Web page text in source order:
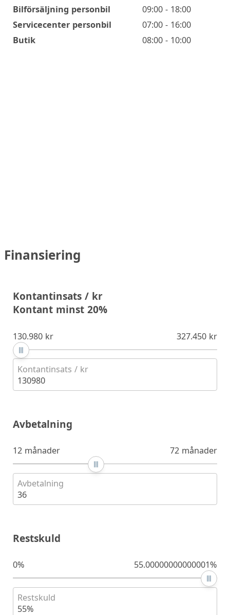
Öppettider
Bilförsäljning personbil
09:00 - 18:00
Servicecenter personbil
07:00 - 16:00
Butik
08:00 - 10:00
Finansiering
Kontantinsats / kr
Kontant minst 20%
130.980 kr 327.450 kr
Kontantinsats / kr
130980
Avbetalning
12 månader 72 månader
Avbetalning
36
Restskuld
0% 55.00000000000001%
Restskuld
55%